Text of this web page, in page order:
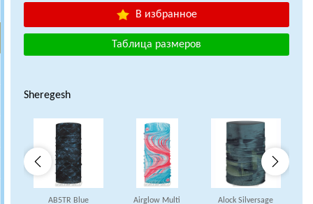
В избранное
Таблица размеров
Sheregesh
AB5TR Blue Airglow Multi Alock Silversage